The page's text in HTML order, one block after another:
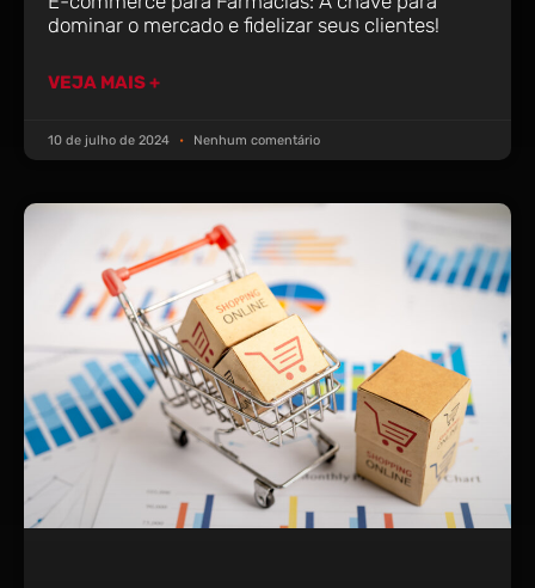
dominar o mercado e fidelizar seus clientes!
VEJA MAIS +
10 de julho de 2024 Nenhum comentário